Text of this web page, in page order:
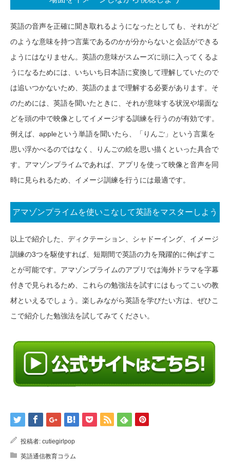
英語の音声を正確に聞き取れるようになったとしても、それがど
のような意味を持つ言葉であるのかが分からないと会話ができる
ようにはなりません。英語の意味がスムーズに頭に入ってくるよ
うになるためには、いちいち日本語に変換して理解していたので
は追いつかないため、英語のままで理解する必要があります。そ
のためには、英語を聞いたときに、それが意味する状況や場面な
どを頭の中で映像としてイメージする訓練を行うのが有効です。
例えば、appleという単語を聞いたら、「りんご」という言葉を
思い浮かべるのではなく、りんごの絵を思い描くといった具合で
す。アマゾンプライムであれば、アプリを使って映像と音声を同
時に見られるため、イメージ訓練を行うには最適です。
アマゾンプライムを使いこなして英語をマスターしよう
以上で紹介した、ディクテーション、シャドーイング、イメージ
訓練の3つを駆使すれば、短期間で英語の力を飛躍的に伸ばすこ
とが可能です。アマゾンプライムのアプリでは海外ドラマを字幕
付きで見られるため、これらの勉強法を試すにはもってこいの教
材といえるでしょう。楽しみながら英語を学びたい方は、ぜひこ
こで紹介した勉強法を試してみてください。
投稿者: cutiegirlpop
英語通信教育コラム